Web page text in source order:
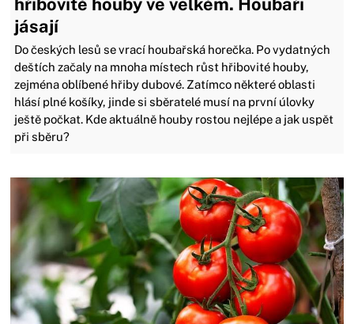
jásají
Do českých lesů se vrací houbařská horečka. Po vydatných
deštích začaly na mnoha místech růst hřibovité houby,
zejména oblíbené hřiby dubové. Zatímco některé oblasti
hlásí plné košíky, jinde si sběratelé musí na první úlovky
ještě počkat. Kde aktuálně houby rostou nejlépe a jak uspět
při sběru?